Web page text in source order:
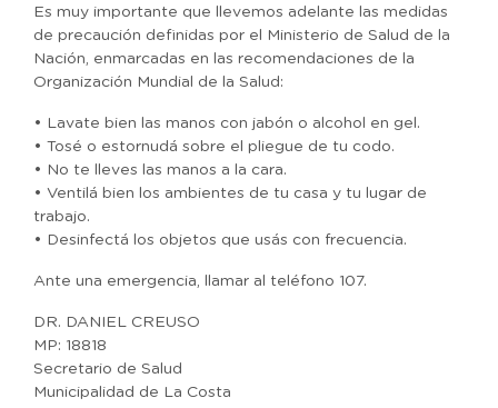
Es muy importante que llevemos adelante las medidas
de precaución definidas por el Ministerio de Salud de la
Nación, enmarcadas en las recomendaciones de la
Organización Mundial de la Salud:
• Lavate bien las manos con jabón o alcohol en gel.
• Tosé o estornudá sobre el pliegue de tu codo.
• No te lleves las manos a la cara.
• Ventilá bien los ambientes de tu casa y tu lugar de
trabajo.
• Desinfectá los objetos que usás con frecuencia.
Ante una emergencia, llamar al teléfono 107.
DR. DANIEL CREUSO
MP: 18818
Secretario de Salud
Municipalidad de La Costa